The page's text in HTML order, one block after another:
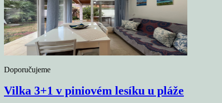
Doporučujeme
Vilka 3+1 v piniovém lesíku u pláže